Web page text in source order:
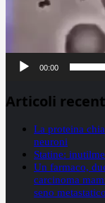
00:00
Articoli
La proteina
neuroni
Statine:
Un farmaco,
carcinoma
seno